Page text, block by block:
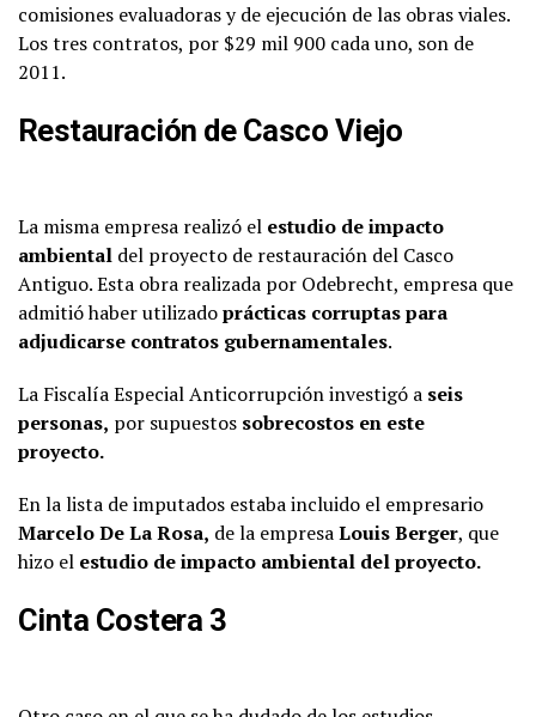
comisiones evaluadoras y de ejecución de las obras viales.
Los tres contratos, por $29 mil 900 cada uno, son de
2011.
Restauración de Casco Viejo
La misma empresa realizó el estudio de impacto
ambiental del proyecto de restauración del Casco
Antiguo. Esta obra realizada por Odebrecht, empresa que
admitió haber utilizadoprácticas corruptas para
adjudicarse contratos gubernamentales.
La Fiscalía Especial Anticorrupción investigó a seis
personas, por supuestos sobrecostos en este
proyecto.
En la lista de imputados estaba incluido el empresario
Marcelo De La Rosa, de la empresaLouis Berger, que
hizo el estudio de impacto ambiental del proyecto.
Cinta Costera 3